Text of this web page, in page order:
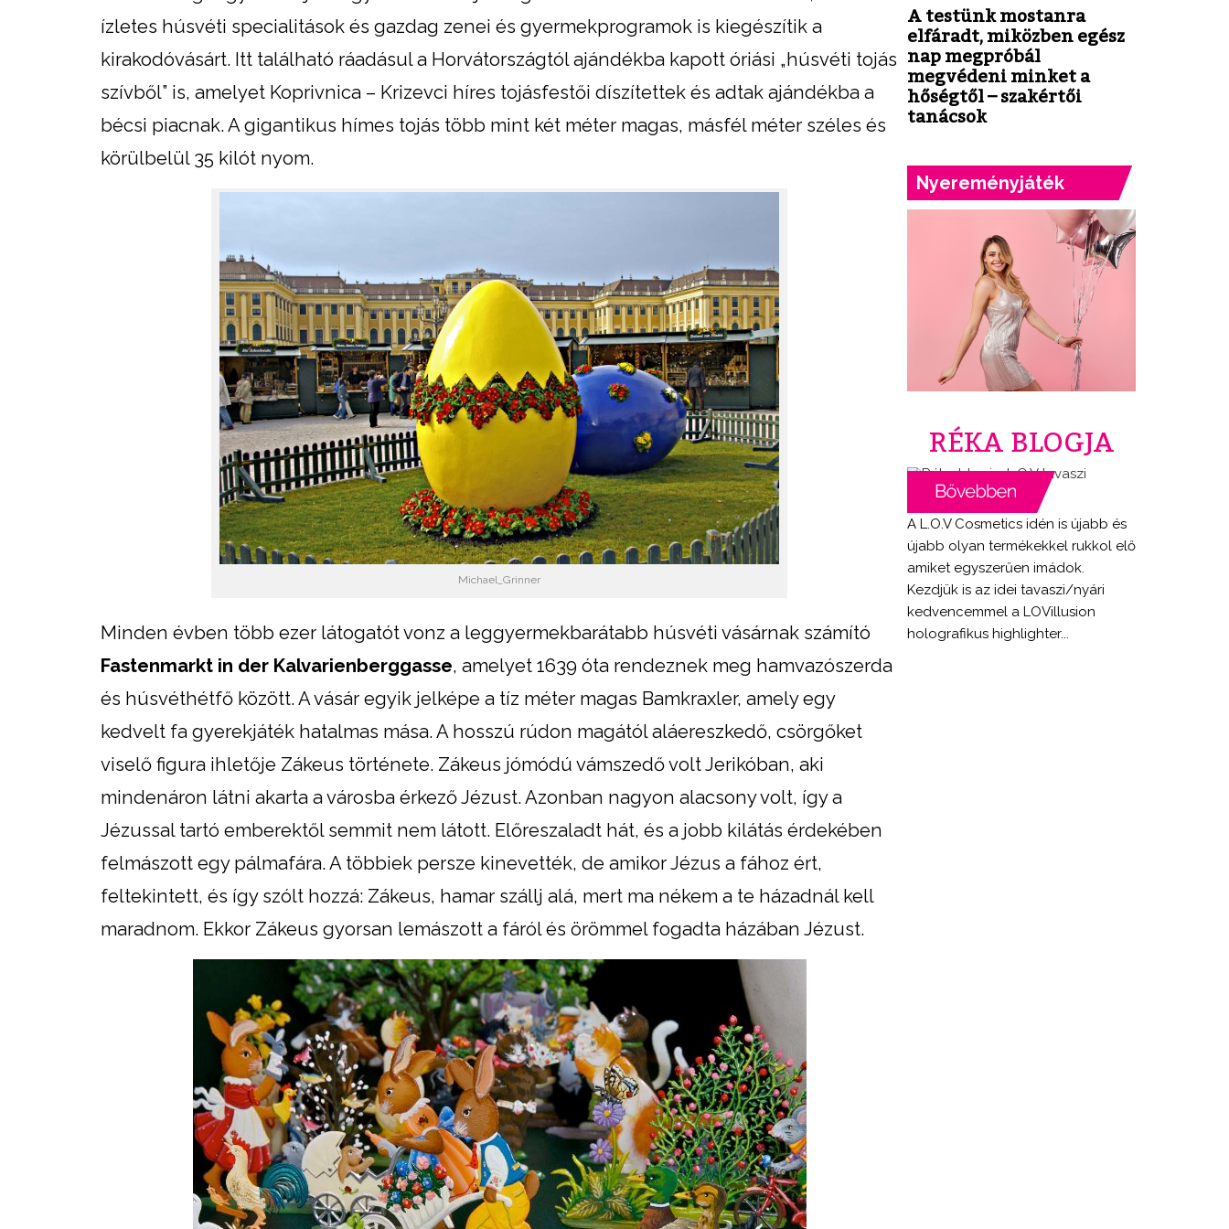
ízletes húsvéti specialitások és gazdag zenei és gyermekprogramok is kiegészítik a
kirakodóvásárt. Itt található ráadásul a Horvátországtól ajándékba kapott óriási „húsvéti tojás
szívből” is, amelyet Koprivnica – Krizevci híres tojásfestői díszítettek és adtak ajándékba a
bécsi piacnak. A gigantikus hímes tojás több mint két méter magas, másfél méter széles és
körülbelül 35 kilót nyom.
Michael_Grinner
Minden évben több ezer látogatót vonz a leggyermekbarátabb húsvéti vásárnak számító
Fastenmarkt in der Kalvarienberggasse, amelyet 1639 óta rendeznek meg hamvazószerda
és húsvéthétfő között. A vásár egyik jelképe a tíz méter magas Bamkraxler, amely egy
kedvelt fa gyerekjáték hatalmas mása. A hosszú rúdon magától aláereszkedő, csörgőket
viselő figura ihletője Zákeus története. Zákeus jómódú vámszedő volt Jerikóban, aki
mindenáron látni akarta a városba érkező Jézust. Azonban nagyon alacsony volt, így a
Jézussal tartó emberektől semmit nem látott. Előreszaladt hát, és a jobb kilátás érdekében
felmászott egy pálmafára. A többiek persze kinevették, de amikor Jézus a fához ért,
feltekintett, és így szólt hozzá: Zákeus, hamar szállj alá, mert ma nékem a te házadnál kell
maradnom. Ekkor Zákeus gyorsan lemászott a fáról és örömmel fogadta házában Jézust.
A testünk mostanra
elfáradt, miközben egész
nap megpróbál
megvédeni minket a
hőségtől – szakértői
tanácsok
Nyereményjáték
RÉKA BLOGJA
A L.O.V Cosmetics idén is újabb és
újabb olyan termékekkel rukkol elő
amiket egyszerűen imádok.
Kezdjük is az idei tavaszi/nyári
kedvencemmel a LOVillusion
holografikus highlighter...